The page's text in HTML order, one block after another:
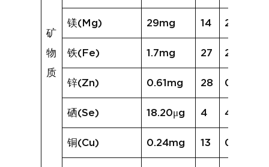
矿
物
质
镁(Mg) 29mg 14 25mg
铁(Fe) 1.7mg 27 2.2mg
锌(Zn) 0.61mg 28 0.62mg
硒(Se) 18.20μg 4 4.23μg
铜(Cu) 0.24mg 13 0.12mg